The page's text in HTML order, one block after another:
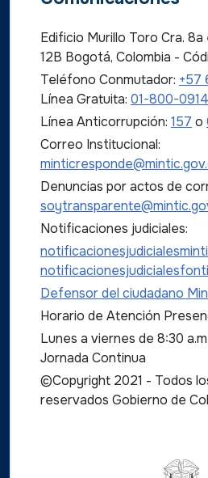
Edificio Murillo Toro Cra.
12B Bogotá, Colombia -
Teléfono Conmutador: +57
Línea Gratuita: 01-800-
Línea Anticorrupción: 157 o
Correo Institucional:
Denuncias por actos de
Notificaciones judiciales:
Defensor del ciudadano
Horario de Atención
Lunes a viernes de 8:30
Jornada Continua
©Copyright 2021 - Todos
reservados Gobierno de